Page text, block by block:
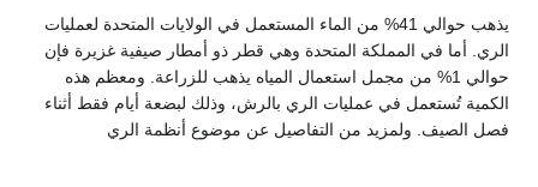
يذهب حوالي 41% من الماء المستعمل في الولايات المتحدة لعمليات
الري. أما في المملكة المتحدة وهي قطر ذو أمطار صيفية غزيرة فإن
حوالي 1% من مجمل استعمال المياه يذهب للزراعة. ومعظم هذه
الكمية تُستعمل في عمليات الري بالرش، وذلك لبضعة أيام فقط أثناء
فصل الصيف. ولمزيد من التفاصيل عن موضوع أنظمة الري